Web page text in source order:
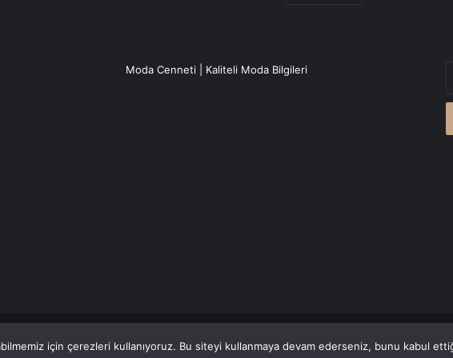
Moda Cenneti | Kaliteli Moda Bilgileri
DakikaHaberlerCanlı Haber'den alınmaktadır.
için çerezleri kullanıyoruz. Bu siteyi kullanmaya devam ederseniz, bunu kabul